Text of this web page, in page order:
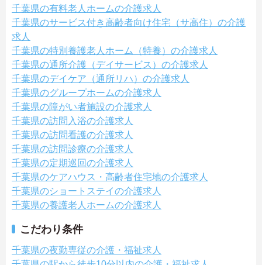
千葉県の有料老人ホームの介護求人
千葉県のサービス付き高齢者向け住宅（サ高住）の介護
求人
千葉県の特別養護老人ホーム（特養）の介護求人
千葉県の通所介護（デイサービス）の介護求人
千葉県のデイケア（通所リハ）の介護求人
千葉県のグループホームの介護求人
千葉県の障がい者施設の介護求人
千葉県の訪問入浴の介護求人
千葉県の訪問看護の介護求人
千葉県の訪問診療の介護求人
千葉県の定期巡回の介護求人
千葉県のケアハウス・高齢者住宅地の介護求人
千葉県のショートステイの介護求人
千葉県の養護老人ホームの介護求人
こだわり条件
千葉県の夜勤専従の介護・福祉求人